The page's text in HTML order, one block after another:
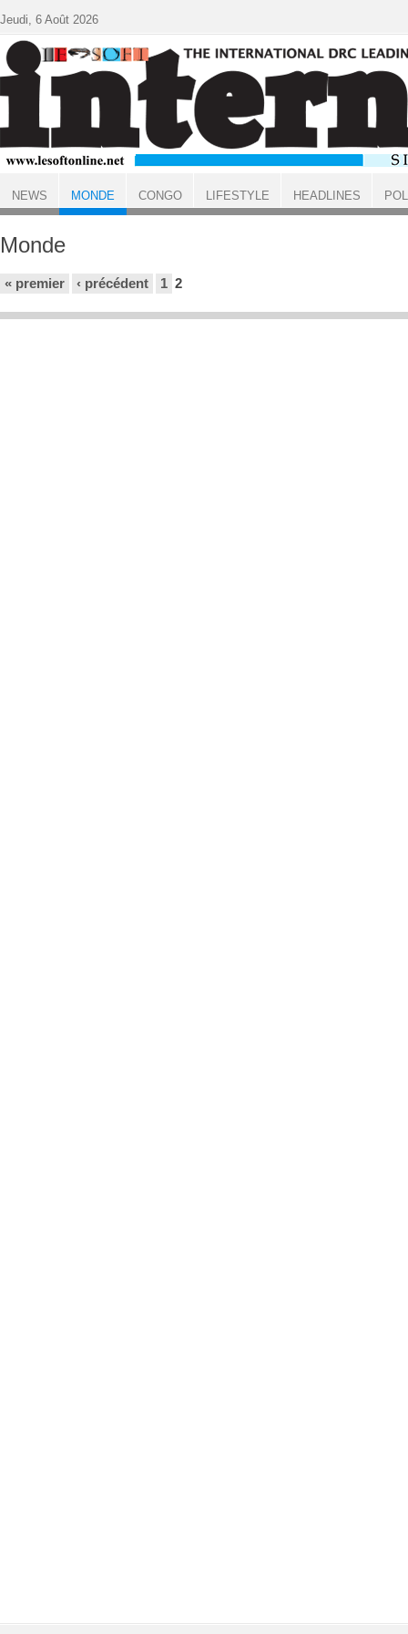
ACCUEIL
Monde
« premier ‹ précédent 1 2
Jeudi, 6 Août 2026
NEWS MONDE CONGO LIFESTYLE HEADLINES